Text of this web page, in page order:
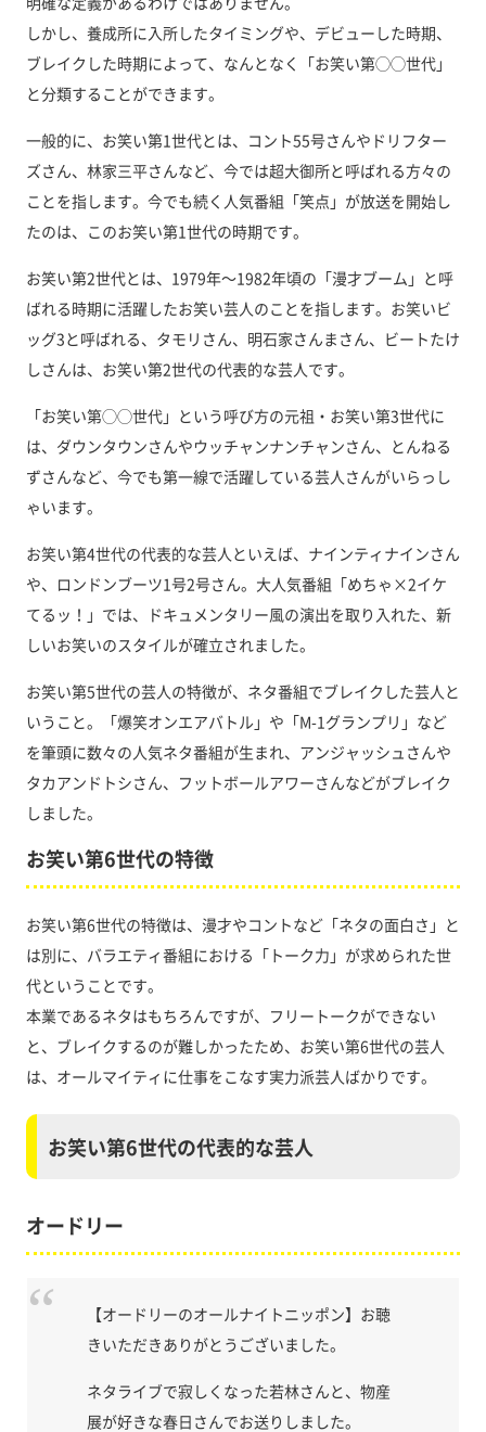
しかし、養成所に入所したタイミングや、デビューした時期、
ブレイクした時期によって、なんとなく「お笑い第◯◯世代」
と分類することができます。
一般的に、お笑い第1世代とは、コント55号さんやドリフター
ズさん、林家三平さんなど、今では超大御所と呼ばれる方々の
ことを指します。今でも続く人気番組「笑点」が放送を開始し
たのは、このお笑い第1世代の時期です。
お笑い第2世代とは、1979年〜1982年頃の「漫才ブーム」と呼
ばれる時期に活躍したお笑い芸人のことを指します。お笑いビ
ッグ3と呼ばれる、タモリさん、明石家さんまさん、ビートたけ
しさんは、お笑い第2世代の代表的な芸人です。
「お笑い第◯◯世代」という呼び方の元祖・お笑い第3世代に
は、ダウンタウンさんやウッチャンナンチャンさん、とんねる
ずさんなど、今でも第一線で活躍している芸人さんがいらっし
ゃいます。
お笑い第4世代の代表的な芸人といえば、ナインティナインさん
や、ロンドンブーツ1号2号さん。大人気番組「めちゃ×2イケ
てるッ！」では、ドキュメンタリー風の演出を取り入れた、新
しいお笑いのスタイルが確立されました。
お笑い第5世代の芸人の特徴が、ネタ番組でブレイクした芸人と
いうこと。「爆笑オンエアバトル」や「M-1グランプリ」など
を筆頭に数々の人気ネタ番組が生まれ、アンジャッシュさんや
タカアンドトシさん、フットボールアワーさんなどがブレイク
しました。
お笑い第6世代の特徴
お笑い第6世代の特徴は、漫才やコントなど「ネタの面白さ」と
は別に、バラエティ番組における「トーク力」が求められた世
代ということです。
本業であるネタはもちろんですが、フリートークができない
と、ブレイクするのが難しかったため、お笑い第6世代の芸人
は、オールマイティに仕事をこなす実力派芸人ばかりです。
お笑い第6世代の代表的な芸人
オードリー
【オードリーのオールナイトニッポン】お聴
きいただきありがとうございました。
ネタライブで寂しくなった若林さんと、物産
展が好きな春日さんでお送りしました。